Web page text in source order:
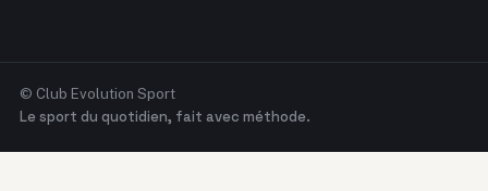
© Club Evolution Sport
Le sport du quotidien, fait avec méthode.